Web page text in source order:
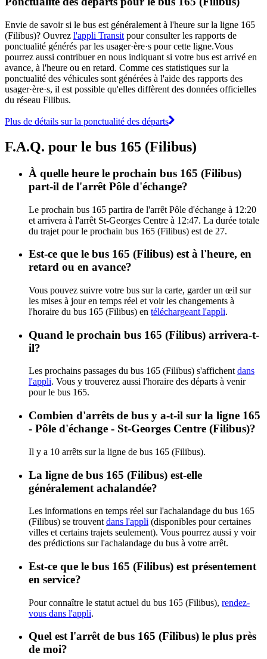
Envie de savoir si le bus est généralement à l'heure sur la ligne 165
(Filibus)? Ouvrez l'appli Transit pour consulter les rapports de
ponctualité générés par les usager·ère·s pour cette ligne.Vous
pourrez aussi contribuer en nous indiquant si votre bus est arrivé en
avance, à l'heure ou en retard. Comme ces statistiques sur la
ponctualité des véhicules sont générées à l'aide des rapports des
usager·ère·s, il est possible qu'elles diffèrent des données officielles
du réseau Filibus.
Plus de détails sur la ponctualité des départs
F.A.Q. pour le bus 165 (Filibus)
À quelle heure le prochain bus 165 (Filibus)
part-il de l'arrêt Pôle d'échange?
Le prochain bus 165 partira de l'arrêt Pôle d'échange à 12:20
et arrivera à l'arrêt St-Georges Centre à 12:47. La durée totale
du trajet pour le prochain bus 165 (Filibus) est de 27.
Est-ce que le bus 165 (Filibus) est à l'heure, en
retard ou en avance?
Vous pouvez suivre votre bus sur la carte, garder un œil sur
les mises à jour en temps réel et voir les changements à
l'horaire du bus 165 (Filibus) en téléchargeant l'appli.
Quand le prochain bus 165 (Filibus) arrivera-t-
il?
Les prochains passages du bus 165 (Filibus) s'affichent dans
l'appli. Vous y trouverez aussi l'horaire des départs à venir
pour le bus 165.
Combien d'arrêts de bus y a-t-il sur la ligne 165
- Pôle d'échange - St-Georges Centre (Filibus)?
Il y a 10 arrêts sur la ligne de bus 165 (Filibus).
La ligne de bus 165 (Filibus) est-elle
généralement achalandée?
Les informations en temps réel sur l'achalandage du bus 165
(Filibus) se trouvent dans l'appli (disponibles pour certaines
villes et certains trajets seulement). Vous pourrez aussi y voir
des prédictions sur l'achalandage du bus à votre arrêt.
Est-ce que le bus 165 (Filibus) est présentement
en service?
Pour connaître le statut actuel du bus 165 (Filibus), rendez-
vous dans l'appli.
Quel est l'arrêt de bus 165 (Filibus) le plus près
de moi?